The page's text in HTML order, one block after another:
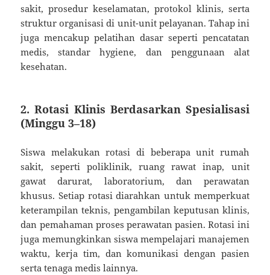
sakit, prosedur keselamatan, protokol klinis, serta
struktur organisasi di unit-unit pelayanan. Tahap ini
juga mencakup pelatihan dasar seperti pencatatan
medis, standar hygiene, dan penggunaan alat
kesehatan.
2. Rotasi Klinis Berdasarkan Spesialisasi
(Minggu 3–18)
Siswa melakukan rotasi di beberapa unit rumah
sakit, seperti poliklinik, ruang rawat inap, unit
gawat darurat, laboratorium, dan perawatan
khusus. Setiap rotasi diarahkan untuk memperkuat
keterampilan teknis, pengambilan keputusan klinis,
dan pemahaman proses perawatan pasien. Rotasi ini
juga memungkinkan siswa mempelajari manajemen
waktu, kerja tim, dan komunikasi dengan pasien
serta tenaga medis lainnya.